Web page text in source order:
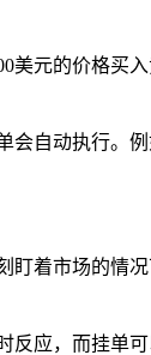
元的价格买
自动执行。
着市场的情
应，而挂单